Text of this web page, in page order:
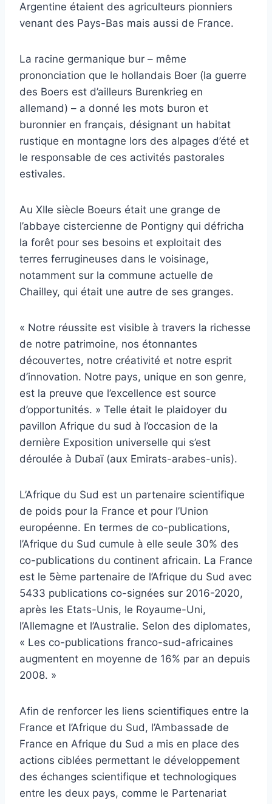
Argentine étaient des agriculteurs pionniers
venant des Pays-Bas mais aussi de France.
La racine germanique bur – même
prononciation que le hollandais Boer (la guerre
des Boers est d’ailleurs Burenkrieg en
allemand) – a donné les mots buron et
buronnier en français, désignant un habitat
rustique en montagne lors des alpages d’été et
le responsable de ces activités pastorales
estivales.
Au XIIe siècle Boeurs était une grange de
l’abbaye cistercienne de Pontigny qui défricha
la forêt pour ses besoins et exploitait des
terres ferrugineuses dans le voisinage,
notamment sur la commune actuelle de
Chailley, qui était une autre de ses granges.
« Notre réussite est visible à travers la richesse
de notre patrimoine, nos étonnantes
découvertes, notre créativité et notre esprit
d’innovation. Notre pays, unique en son genre,
est la preuve que l’excellence est source
d’opportunités. » Telle était le plaidoyer du
pavillon Afrique du sud à l’occasion de la
dernière Exposition universelle qui s’est
déroulée à Dubaï (aux Emirats-arabes-unis).
L’Afrique du Sud est un partenaire scientifique
de poids pour la France et pour l’Union
européenne. En termes de co-publications,
l’Afrique du Sud cumule à elle seule 30% des
co-publications du continent africain. La France
est le 5ème partenaire de l’Afrique du Sud avec
5433 publications co-signées sur 2016-2020,
après les Etats-Unis, le Royaume-Uni,
l’Allemagne et l’Australie. Selon des diplomates,
« Les co-publications franco-sud-africaines
augmentent en moyenne de 16% par an depuis
2008. »
Afin de renforcer les liens scientifiques entre la
France et l’Afrique du Sud, l’Ambassade de
France en Afrique du Sud a mis en place des
actions ciblées permettant le développement
des échanges scientifique et technologiques
entre les deux pays, comme le Partenariat